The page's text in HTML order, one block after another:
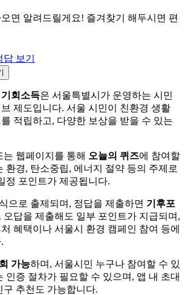
면 알려드릴게요! 즐겨찾기 해두시면 편
보기
회소득은 서울특별시가 운영하는 시민
제도입니다. 서울 시민이 친환경 생활
적립하고, 다양한 보상을 받을 수 있는
웹페이지를 통해 오늘의 퀴즈에 참여할
환경, 탄소중립, 에너지 절약 등의 주제로
정 포인트가 제공됩니다.
으로 출제되며, 정답을 제출하면 기후포
오답을 제출해도 일부 포인트가 지급되며,
혜택이나 서울시 환경 캠페인 참여 등에
가능하며, 서울시민 누구나 참여할 수 있
인증 절차가 필요할 수 있으며, 앱 내 초대
구 추천도 가능합니다.